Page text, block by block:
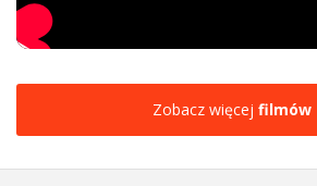
Zobacz więcej filmów